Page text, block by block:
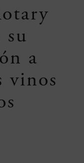
su
a
vinos